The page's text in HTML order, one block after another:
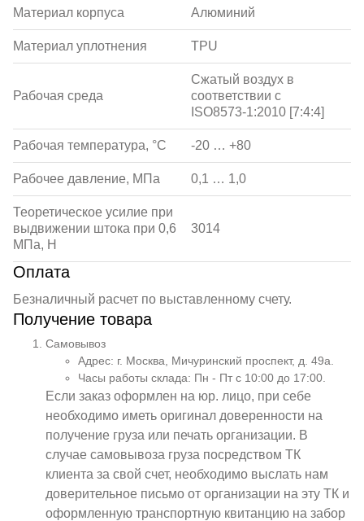
Материал корпуса Алюминий
Материал уплотнения TPU
Рабочая среда
Сжатый воздух в
соответствии с
ISO8573-1:2010 [7:4:4]
Рабочая температура, °С -20 … +80
Рабочее давление, МПа 0,1 … 1,0
Теоретическое усилие при
выдвижении штока при 0,6
МПа, Н
3014
Оплата
Безналичный расчет по выставленному счету.
Получение товара
Самовывоз
Адрес: г. Москва, Мичуринский проспект, д. 49а.
Часы работы склада: Пн - Пт с 10:00 до 17:00.
Если заказ оформлен на юр. лицо, при себе
необходимо иметь оригинал доверенности на
получение груза или печать организации. В
случае самовывоза груза посредством ТК
клиента за свой счет, необходимо выслать нам
доверительное письмо от организации на эту ТК и
оформленную транспортную квитанцию на забор